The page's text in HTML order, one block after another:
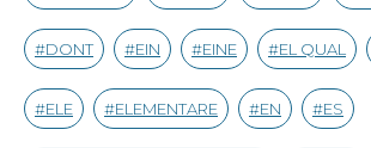
DONT EIN EINE EL QUAL
ELE ELEMENTARE EN ES